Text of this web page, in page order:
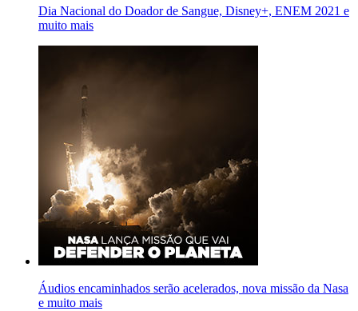
Dia Nacional do Doador de Sangue, Disney+, ENEM 2021 e
muito mais
Áudios encaminhados serão acelerados, nova missão da Nasa
e muito mais